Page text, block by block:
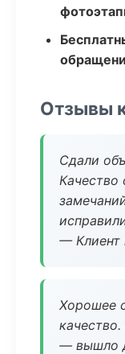
Отзывы
Сдали
Качество
— Клиент
Хорошее
— вышло